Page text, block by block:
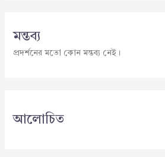
মন্তব্য
প্রদর্শনের মতো কোন মন্তব্য নেই।
আলোচিত